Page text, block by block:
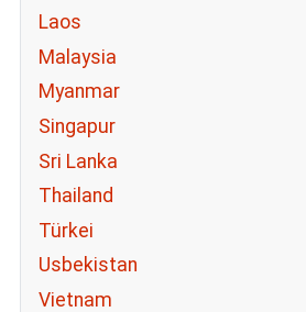
Laos
Malaysia
Myanmar
Singapur
Sri Lanka
Thailand
Türkei
Usbekistan
Vietnam